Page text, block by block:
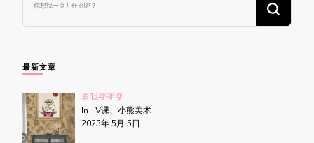
么
吗?
最新文章
看我变变变
In TV课、小熊美术
2023年 5月 5日